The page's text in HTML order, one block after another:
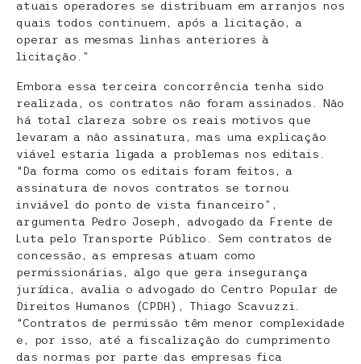
atuais operadores se distribuam em arranjos nos
quais todos continuem, após a licitação, a
operar as mesmas linhas anteriores à
licitação.”
Embora essa terceira concorrência tenha sido
realizada, os contratos não foram assinados. Não
há total clareza sobre os reais motivos que
levaram a não assinatura, mas uma explicação
viável estaria ligada a problemas nos editais.
“Da forma como os editais foram feitos, a
assinatura de novos contratos se tornou
inviável do ponto de vista financeiro”,
argumenta Pedro Joseph, advogado da Frente de
Luta pelo Transporte Público. Sem contratos de
concessão, as empresas atuam como
permissionárias, algo que gera insegurança
jurídica, avalia o advogado do Centro Popular de
Direitos Humanos (CPDH), Thiago Scavuzzi.
“Contratos de permissão têm menor complexidade
e, por isso, até a fiscalização do cumprimento
das normas por parte das empresas fica